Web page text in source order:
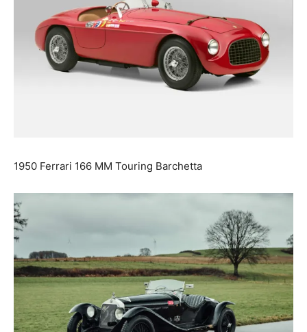
1950 Ferrari 166 MM Touring Barchetta